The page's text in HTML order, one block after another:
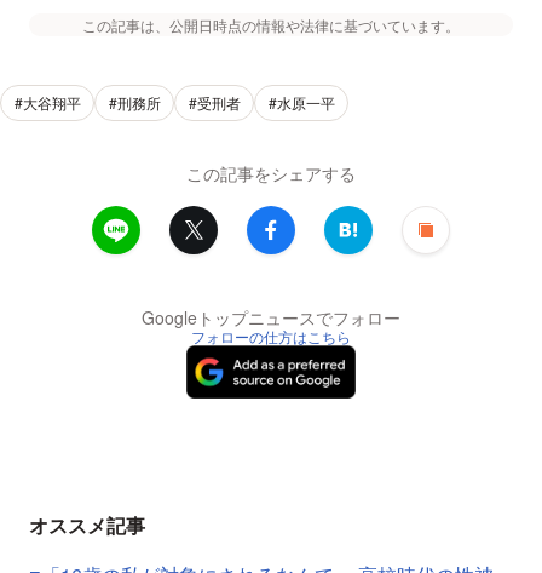
この記事は、公開日時点の情報や法律に基づいています。
#大谷翔平 #刑務所 #受刑者 #水原一平
この記事をシェアする
Googleトップニュースでフォロー
フォローの仕方はこちら
オススメ記事